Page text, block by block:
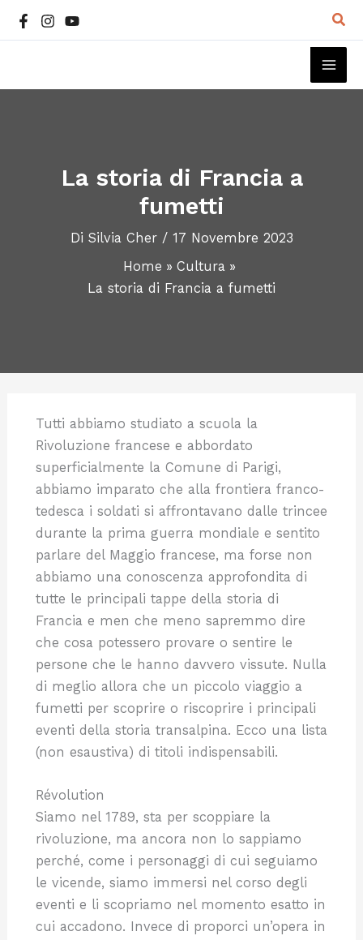
La storia di Francia a
fumetti
Di Silvia Cher / 17 Novembre 2023
Home
Cultura
La storia di Francia a fumetti
Tutti abbiamo studiato a scuola la
Rivoluzione francese e abbordato
superficialmente la Comune di Parigi,
abbiamo imparato che alla frontiera franco-
tedesca i soldati si affrontavano dalle trincee
durante la prima guerra mondiale e sentito
parlare del Maggio francese, ma forse non
abbiamo una conoscenza approfondita di
tutte le principali tappe della storia di
Francia e men che meno sapremmo dire
che cosa potessero provare o sentire le
persone che le hanno davvero vissute. Nulla
di meglio allora che un piccolo viaggio a
fumetti per scoprire o riscoprire i principali
eventi della storia transalpina. Ecco una lista
(non esaustiva) di titoli indispensabili.
Révolution
Siamo nel 1789, sta per scoppiare la
rivoluzione, ma ancora non lo sappiamo
perché, come i personaggi di cui seguiamo
le vicende, siamo immersi nel corso degli
eventi e li scopriamo nel momento esatto in
cui accadono. Invece di proporci un’opera in